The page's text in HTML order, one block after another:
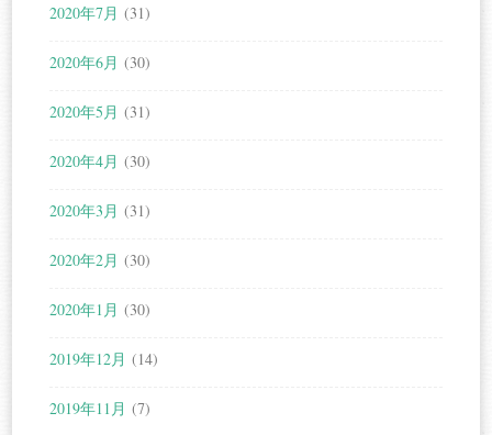
2020年7月 (31)
2020年6月 (30)
2020年5月 (31)
2020年4月 (30)
2020年3月 (31)
2020年2月 (30)
2020年1月 (30)
2019年12月 (14)
2019年11月 (7)